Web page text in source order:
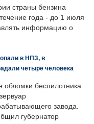
страны бензина
года - до 1 июля
информацию о
в НПЗ, в
четыре человека
обломки беспилотника
завода.
губернатор